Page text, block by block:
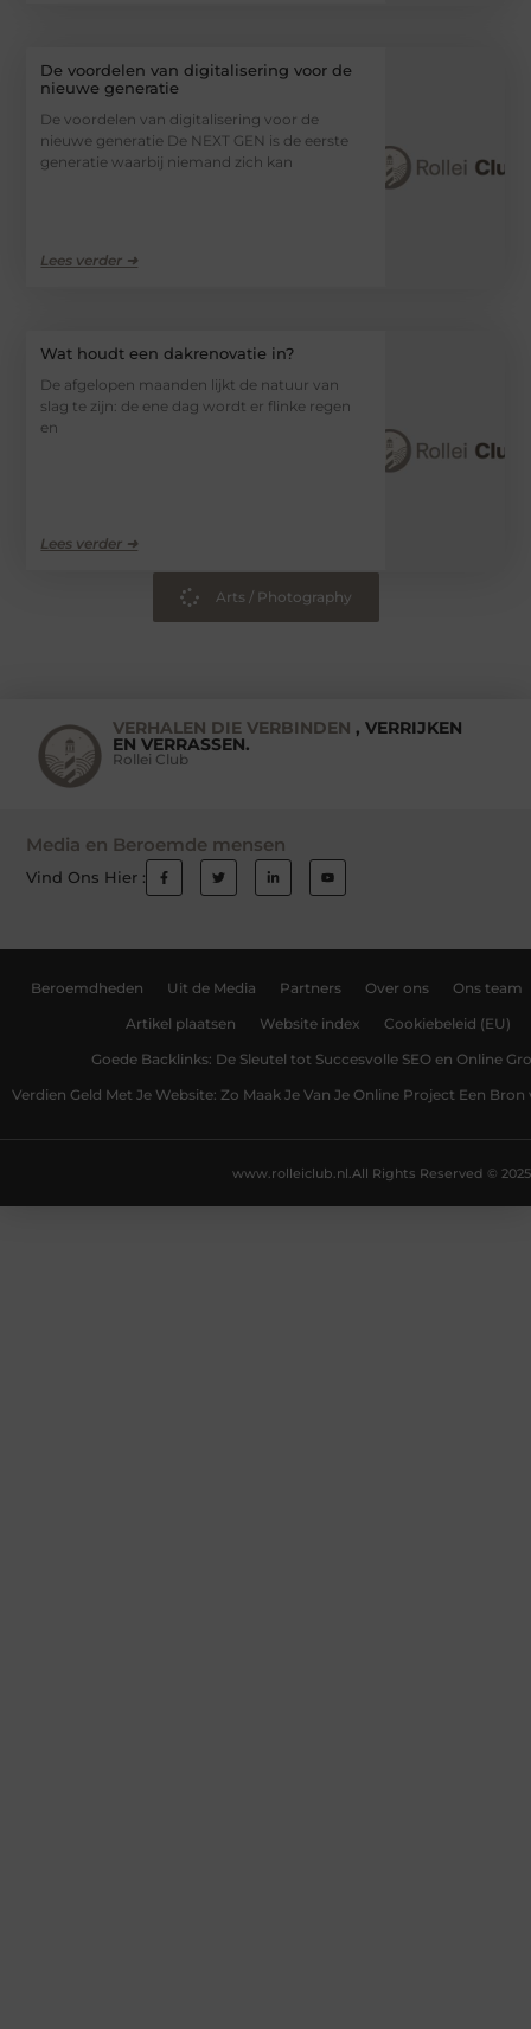
De voordelen van digitalisering voor de
nieuwe generatie
De voordelen van digitalisering voor de
nieuwe generatie De NEXT GEN is de eerste
generatie waarbij niemand zich kan
Lees verder ➜
Wat houdt een dakrenovatie in?
De afgelopen maanden lijkt de natuur van
slag te zijn: de ene dag wordt er flinke regen
en
Lees verder ➜
Arts / Photography
VERHALEN DIE VERBINDEN , VERRIJKEN
EN VERRASSEN.
Rollei Club
Media en Beroemde mensen
Vind Ons Hier :
Beroemdheden Uit de Media Partners Over ons Ons team
Artikel plaatsen Website index Cookiebeleid (EU)
Goede Backlinks: De Sleutel tot Succesvolle SEO en Online
Verdien Geld Met Je Website: Zo Maak Je Van Je Online Project Een
All Rights Reserved © 2025
www.rolleiclub.nl.